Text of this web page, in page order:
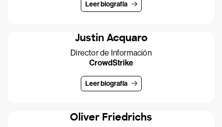
Leer biografía
Justin Acquaro
Director de Información
CrowdStrike
Leer biografía
Oliver Friedrichs